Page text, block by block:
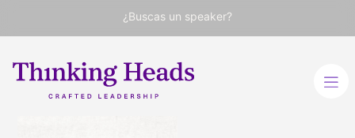
¿Buscas un speaker?